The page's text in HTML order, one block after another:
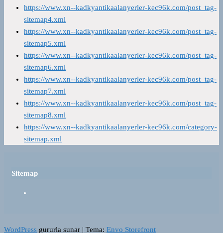
https://www.xn--kadkyantikaalanyerler-kec96k.com/post_tag-
sitemap4.xml
https://www.xn--kadkyantikaalanyerler-kec96k.com/post_tag-
sitemap5.xml
https://www.xn--kadkyantikaalanyerler-kec96k.com/post_tag-
sitemap6.xml
https://www.xn--kadkyantikaalanyerler-kec96k.com/post_tag-
sitemap7.xml
https://www.xn--kadkyantikaalanyerler-kec96k.com/post_tag-
sitemap8.xml
https://www.xn--kadkyantikaalanyerler-kec96k.com/category-
sitemap.xml
Sitemap
WordPress gururla sunar | Tema: Envo Storefront